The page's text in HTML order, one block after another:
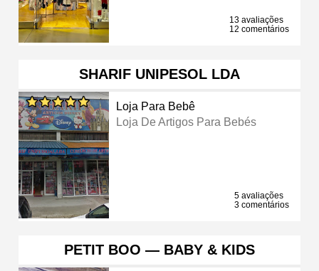
13 avaliações
12 comentários
SHARIF UNIPESOL LDA
Loja Para Bebê
Loja De Artigos Para Bebés
5 avaliações
3 comentários
PETIT BOO — BABY & KIDS